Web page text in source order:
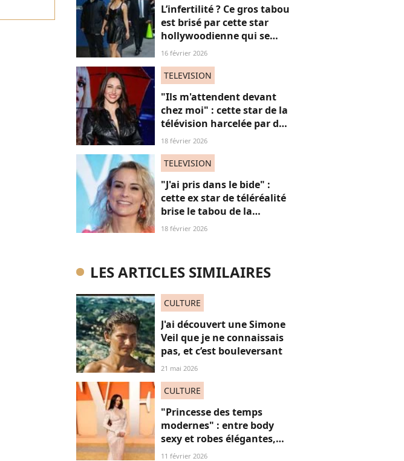
L’infertilité ? Ce gros tabou
est brisé par cette star
hollywoodienne qui se
sent "moins femme"
16 février 2026
TELEVISION
"Ils m'attendent devant
chez moi" : cette star de la
télévision harcelée par des
admirateurs beaucoup
témoigne
18 février 2026
TELEVISION
"J'ai pris dans le bide" :
cette ex star de téléréalité
brise le tabou de la
ménopause
18 février 2026
LES ARTICLES SIMILAIRES
CULTURE
J'ai découvert une Simone
Veil que je ne connaissais
pas, et c’est bouleversant
21 mai 2026
CULTURE
"Princesse des temps
modernes" : entre body
sexy et robes élégantes,
cette popstar iconique
11 février 2026